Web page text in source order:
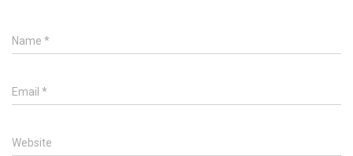
Name *
Email *
Website